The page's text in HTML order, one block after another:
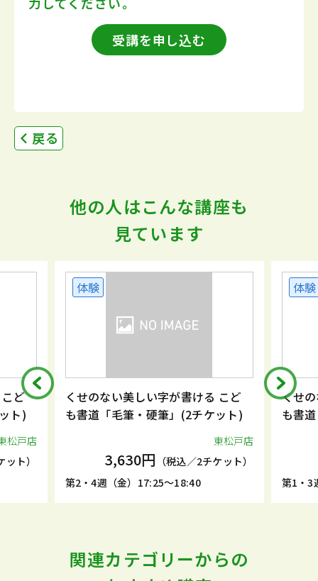
受講を申し込む
戻る
他の人はこんな講座も
見ています
ど
ト)
松戸店
ト）
体験
くせのない美しい字が書ける こど
も書道「毛筆・硬筆」(2チケット)
東松戸店
3,630円 （税込／2チケット）
第2・4週（金）17:25～18:40
体験
くせ
も書
第1・3
関連カテゴリーからの